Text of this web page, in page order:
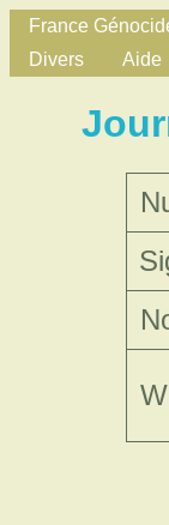
France
Divers
Aide